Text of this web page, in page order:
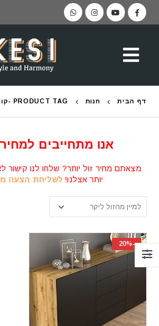
דף הבית חנות PRODUCT TAG -
אנו מתחייבים
מצאתם מחיר זול יותר? שלחו לנו קישור
יותר אצלנו! לשליחת הצעה
-20%